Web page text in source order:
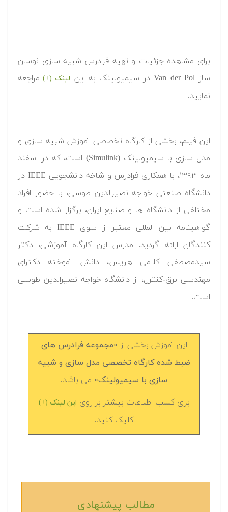
برای مشاهده جزئیات و تهیه فرادرس شبیه سازی نوسان
ساز Van der Pol در سیمیولینک به این
لینک (+) مراجعه
نمایید.
این فیلم، بخشی از کارگاه تخصصی آموزش شبیه سازی و
مدل سازی با سیمیولینک (Simulink) است، که در اسفند
ماه ۱۳۹۳، با همکاری فرادرس و شاخه دانشجویی IEEE در
دانشگاه صنعتی خواجه نصیرالدین طوسی، با حضور افراد
مختلفی از دانشگاه ها و صنایع ایران، برگزار شده است و
گواهینامه بین المللی معتبر از سوی IEEE به شرکت
کنندگان ارائه گردید. مدرس این کارگاه آموزشی، دکتر
سیدمصطفی کلامی هریس، دانش آموخته دکترای
مهندسی برق-کنترل، از دانشگاه خواجه نصیرالدین طوسی
است.
این آموزش بخشی از «مجموعه فرادرس های
ضبط شده کارگاه تخصصی مدل سازی و شبیه
سازی با سیمیولینک» می باشد.
برای کسب اطلاعات بیشتر بر روی این لینک (+)
کلیک کنید.
مطالب پیشنهادی‎